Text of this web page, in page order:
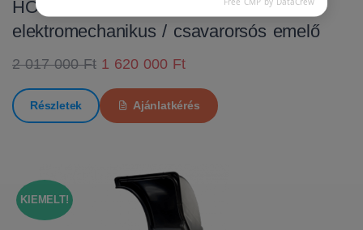
HOFMANN MTF 3000 C
elektromechanikus / csavarorsós emelő
2 017 000 Ft 1 620 000 Ft
Részletek Ajánlatkérés
KIEMELT!